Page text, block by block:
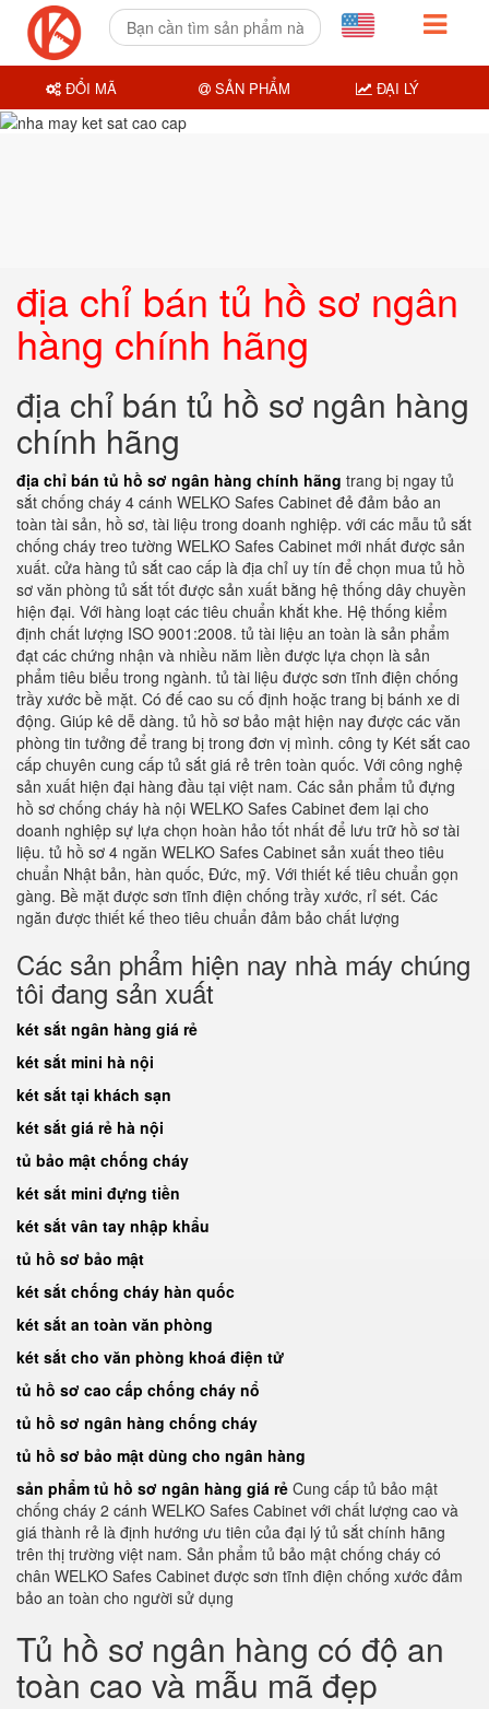
địa chỉ bán tủ hồ sơ ngân
hàng chính hãng
địa chỉ bán tủ hồ sơ ngân hàng
chính hãng
địa chỉ bán tủ hồ sơ ngân hàng chính hãng trang bị ngay tủ
sắt chống cháy 4 cánh WELKO Safes Cabinet đẻ đảm bảo an
toàn tài sản, hồ sơ, tài liệu trong doanh nghiệp. với các mẫu tủ sắt
chống cháy treo tường WELKO Safes Cabinet mới nhất được sản
xuất. cửa hàng tủ sắt cao cấp là địa chỉ uy tín để chọn mua tủ hồ
sơ văn phòng tủ sắt tốt được sản xuất bằng hệ thống dây chuyền
hiện đại. Với hàng loạt các tiêu chuẩn khắt khe. Hệ thống kiểm
định chất lượng ISO 9001:2008. tủ tài liệu an toàn là sản phẩm
đạt các chứng nhận và nhiều năm liền được lựa chọn là sản
phẩm tiêu biểu trong ngành. tủ tài liệu được sơn tĩnh điện chống
trầy xước bề mặt. Có đế cao su cố định hoặc trang bị bánh xe di
động. Giúp kê dễ dàng. tủ hồ sơ bảo mật hiện nay được các văn
phòng tin tưởng để trang bị trong đơn vị mình. công ty Két sắt cao
cấp chuyên cung cấp tủ sắt giá rẻ trên toàn quốc. Với công nghệ
sản xuất hiện đại hàng đầu tại việt nam. Các sản phẩm tủ đựng
hồ sơ chống cháy hà nội WELKO Safes Cabinet đem lại cho
doanh nghiệp sự lựa chọn hoàn hảo tốt nhất để lưu trữ hồ sơ tài
liệu. tủ hồ sơ 4 ngăn WELKO Safes Cabinet sản xuất theo tiêu
chuẩn Nhật bản, hàn quốc, Đức, mỹ. Với thiết kế tiêu chuẩn gọn
gàng. Bề mặt được sơn tĩnh điện chống trầy xước, rỉ sét. Các
ngăn được thiết kế theo tiêu chuẩn đảm bảo chất lượng
Các sản phẩm hiện nay nhà máy chúng
tôi đang sản xuất
két sắt ngân hàng giá rẻ
két sắt mini hà nội
két sắt tại khách sạn
két sắt giá rẻ hà nội
tủ bảo mật chống cháy
két sắt mini đựng tiền
két sắt vân tay nhập khẩu
tủ hồ sơ bảo mật
két sắt chống cháy hàn quốc
két sắt an toàn văn phòng
két sắt cho văn phòng khoá điện tử
tủ hồ sơ cao cấp chống cháy nổ
tủ hồ sơ ngân hàng chống cháy
tủ hồ sơ bảo mật dùng cho ngân hàng
sản phẩm tủ hồ sơ ngân hàng giá rẻ Cung cấp tủ bảo mật
chống cháy 2 cánh WELKO Safes Cabinet với chất lượng cao và
giá thành rẻ là định hướng ưu tiên của đại lý tủ sắt chính hãng
trên thị trường việt nam. Sản phẩm tủ bảo mật chống cháy có
chân WELKO Safes Cabinet được sơn tĩnh điện chống xước đảm
bảo an toàn cho người sử dụng
Tủ hồ sơ ngân hàng có độ an
toàn cao và mẫu mã đẹp
ĐỔI MÃ SẢN PHẨM ĐẠI LÝ